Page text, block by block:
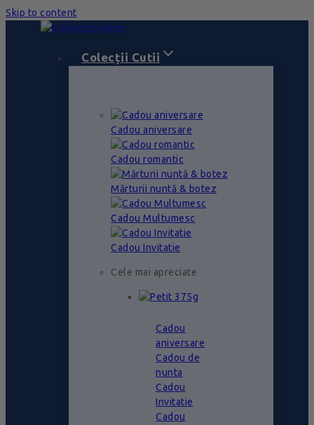
Skip to content
Colecții Cutii
Cadou aniversare
Cadou romantic
Mărturii nuntă & botez
Cadou Multumesc
Cadou Invitatie
Cele mai apreciate
Cadou
aniversare
Cadou de
nunta
Cadou
Invitatie
Cadou